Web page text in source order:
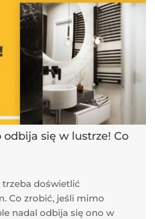
praktyki w renderingu oraz jak
Śledź nasz blog, aby pozostać na
swoje umiejętności w projektowaniu
odbija się w lustrze! Co
trzeba doświetlić
Co zrobić, jeśli mimo
nadal odbija się ono w